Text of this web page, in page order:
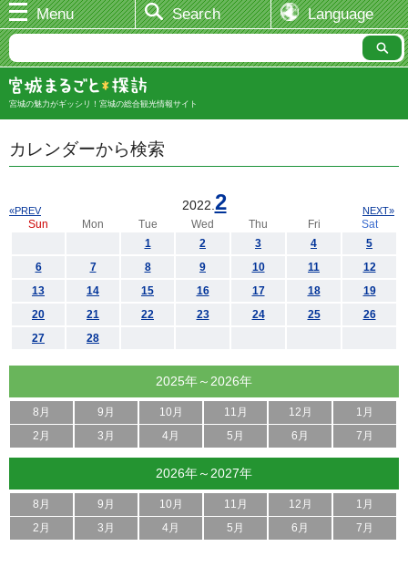
Menu Search Language
宮城の魅力がギッシリ！宮城の総合観光情報サイト
カレンダーから検索
2022. 2
«PREV NEXT»
Sun Mon Tue Wed Thu Fri
Sat
1
2 3 4
5
6
7 8 9 10 11
12
13
14 15 16 17 18
19
20
21 22 23 24 25
26
27
28
2025年～2026年
8月 9月 10月 11月 12月
1月
2月
3月 4月 5月 6月 7月
2026年～2027年
8月 9月 10月 11月 12月
1月
2月
3月 4月 5月 6月 7月